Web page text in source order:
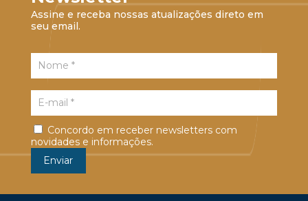
Assine e receba nossas atualizações direto em
seu email.
Concordo em receber newsletters com
novidades e informações.